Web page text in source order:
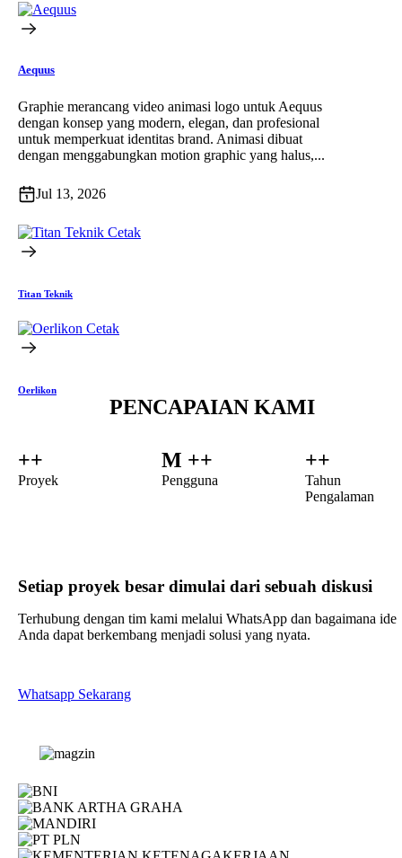
Aequus
Graphie merancang video animasi logo untuk Aequus
dengan konsep yang modern, elegan, dan profesional
untuk memperkuat identitas brand. Animasi dibuat
dengan menggabungkan motion graphic yang halus,...
Jul 13, 2026
Cetak
Titan Teknik
Cetak
Oerlikon
PENCAPAIAN KAMI
++
Proyek
M ++
Pengguna
++
Tahun
Pengalaman
Setiap proyek besar dimulai dari sebuah diskusi
Terhubung dengan tim kami melalui WhatsApp dan bagaimana ide
Anda dapat berkembang menjadi solusi yang nyata.
Whatsapp Sekarang